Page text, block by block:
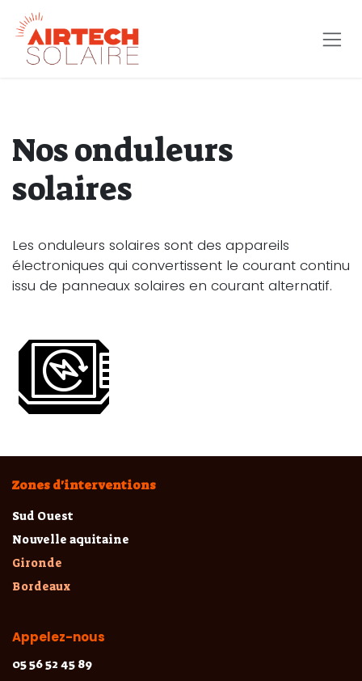
Se rendre au contenu
Nos onduleurs
solaires
Les onduleurs solaires sont des appareils
électroniques qui convertissent le courant continu
issu de panneaux solaires en courant alternatif.
Zones d'interventions
Sud Ouest
Nouvelle aquitaine
Gironde
Bordeaux
Appelez-nous
05 56 52 45 89